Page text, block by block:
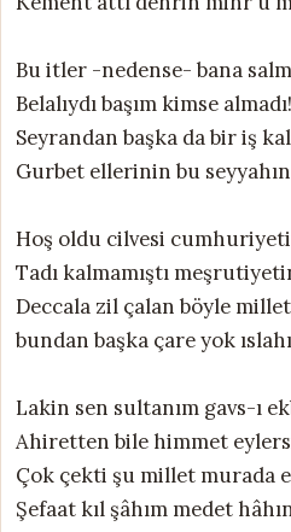
Bu itler -nedense- bana
Belalıydı başım kimse almadı!
Seyrandan başka da bir iş
Gurbet ellerinin bu
Hoş oldu cilvesi
Tadı kalmamıştı
Deccala zil çalan böyle
bundan başka çare yok
Lakin sen sultanım gavs-ı
Ahiretten bile himmet
Çok çekti şu millet murada
Şefaat kıl şâhım medet